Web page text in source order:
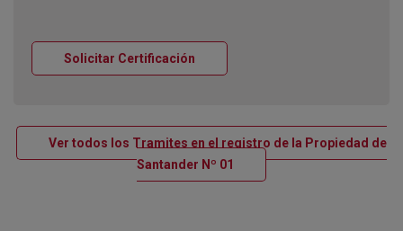
Solicitar Certificación
Ver todos los Tramites en el registro de la Propiedad de
Santander Nº 01
Ventana nueva